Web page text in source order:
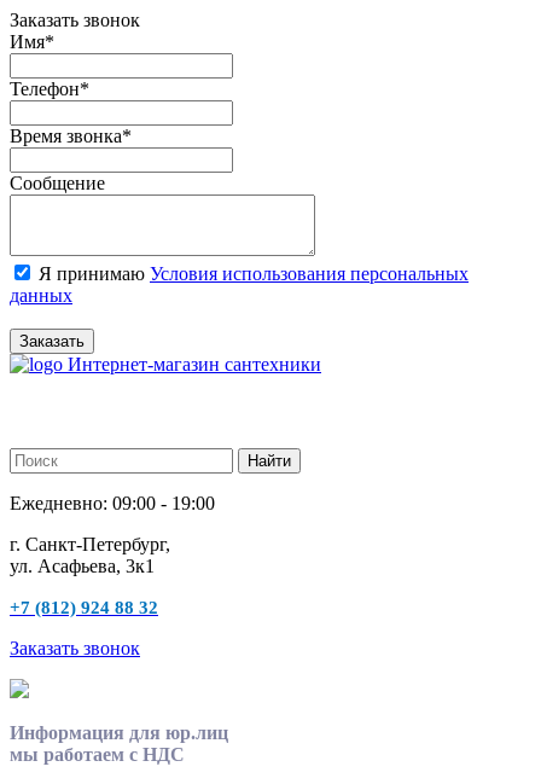
Заказать звонок
Имя*
Телефон*
Время звонка*
Сообщение
Я принимаю Условия использования персональных
данных
Заказать
Интернет-магазин сантехники
Ежедневно: 09:00 - 19:00
г. Санкт-Петербург,
ул. Асафьева, 3к1
+7 (812) 924 88 32
Заказать звонок
Информация для юр.лиц
мы работаем с НДС